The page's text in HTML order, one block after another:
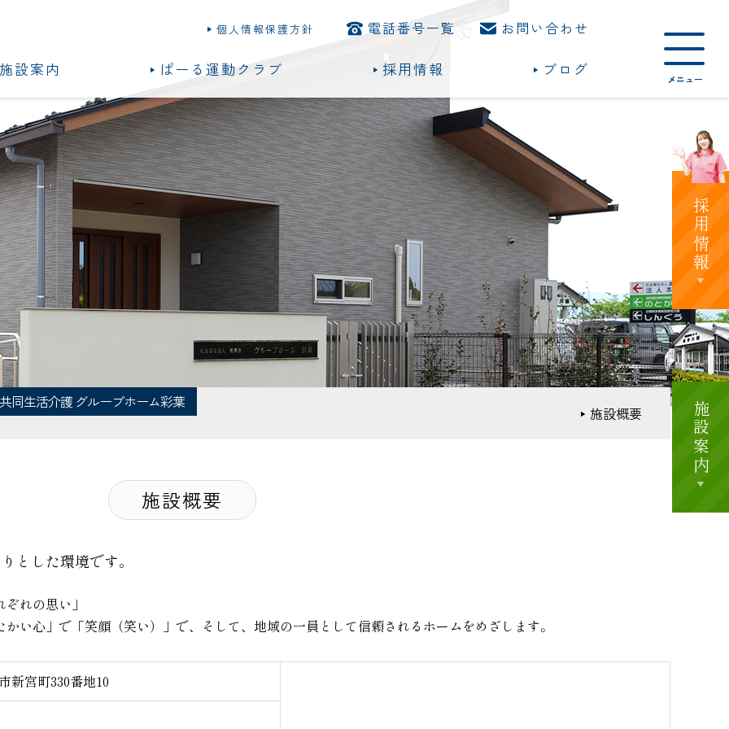
個人情報保護方針 電話番号一覧 お問い合わせ
施設案内 ぱーる運動クラブ 採用情報 ブログ
同生活介護 グループホーム彩葉
施設概要
施設概要
とした環境です。
れの思い」
い心」で「笑顔（笑い）」で、そして、地域の一員として信頼されるホームをめざします。
新宮町330番地10
採用情報
施設案内